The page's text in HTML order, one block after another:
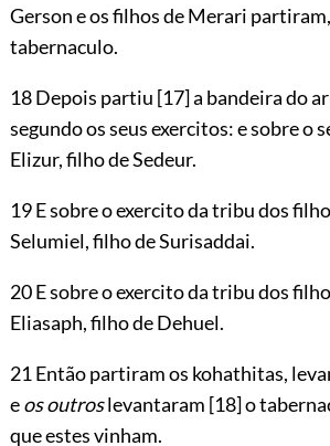
Gerson e os filhos de Merari
tabernaculo.
18 Depois partiu [17]a bandeira do
segundo os seus exercitos: e sobre o
Elizur, filho de Sedeur.
19 E sobre o exercito da tribu dos
Selumiel, filho de Surisaddai.
20 E sobre o exercito da tribu dos
Eliasaph, filho de Dehuel.
21 Então partiram os kohathitas,
eos outroslevantaram [18]o
que estes vinham.